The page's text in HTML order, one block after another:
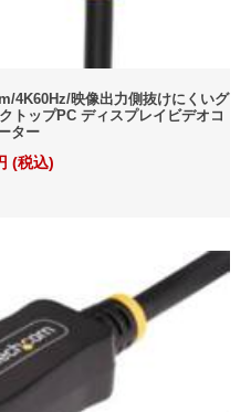
4K60Hz/映像出力側抜けにくいグ
トップPC ディスプレイビデオコ
ター
(税込)